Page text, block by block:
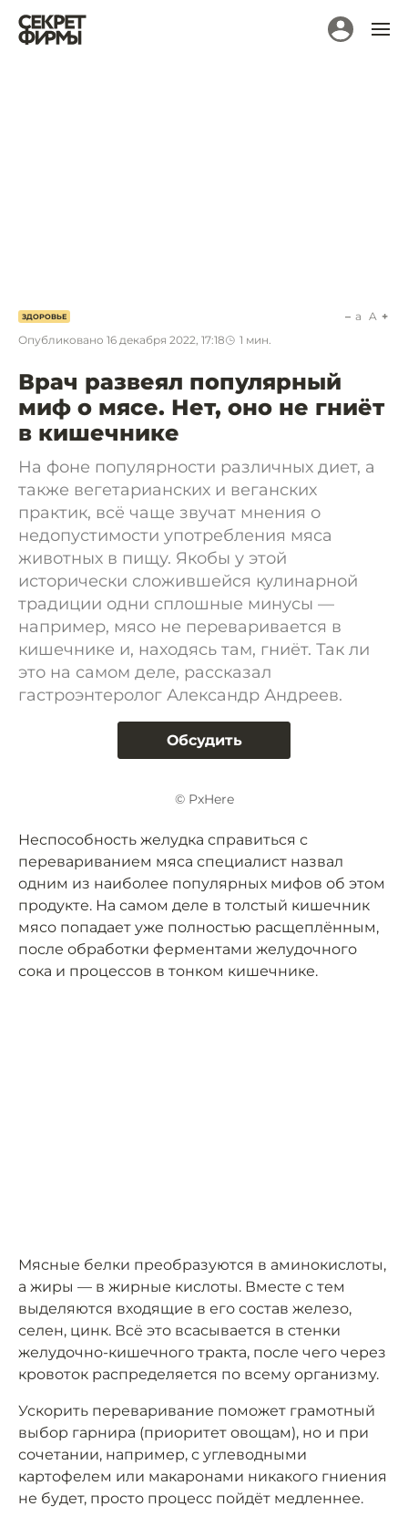
ЗДОРОВЬЕ
Опубликовано 16 декабря 2022, 17:18 1 мин.
a A
Врач развеял популярный
миф о мясе. Нет, оно не гниёт
в кишечнике
На фоне популярности различных диет, а
также вегетарианских и веганских
практик, всё чаще звучат мнения о
недопустимости употребления мяса
животных в пищу. Якобы у этой
исторически сложившейся кулинарной
традиции одни сплошные минусы —
например, мясо не переваривается в
кишечнике и, находясь там, гниёт. Так ли
это на самом деле, рассказал
гастроэнтеролог Александр Андреев.
Обсудить
© PxHere
Неспособность желудка справиться с
перевариванием мяса специалист назвал
одним из наиболее популярных мифов об этом
продукте. На самом деле в толстый кишечник
мясо попадает уже полностью расщеплённым,
после обработки ферментами желудочного
сока и процессов в тонком кишечнике.
Мясные белки преобразуются в аминокислоты,
а жиры — в жирные кислоты. Вместе с тем
выделяются входящие в его состав железо,
селен, цинк. Всё это всасывается в стенки
желудочно-кишечного тракта, после чего через
кровоток распределяется по всему организму.
Ускорить переваривание поможет грамотный
выбор гарнира (приоритет овощам), но и при
сочетании, например, с углеводными
картофелем или макаронами никакого гниения
не будет, просто процесс пойдёт медленнее.